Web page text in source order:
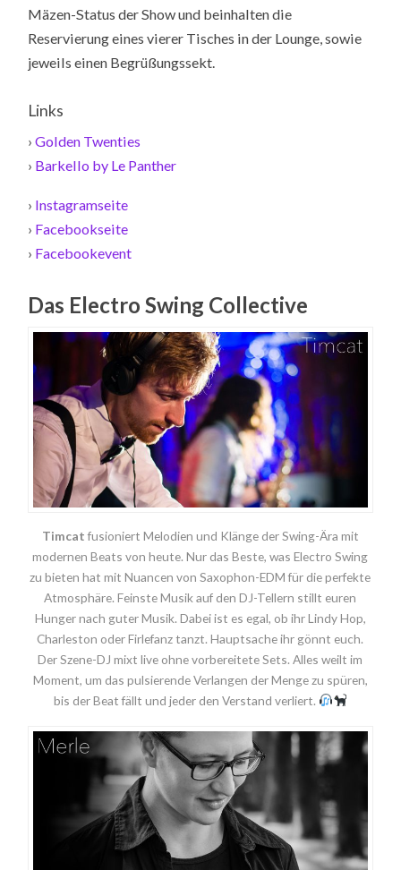
Mäzen-Status der Show und beinhalten die
Reservierung eines vierer Tisches in der Lounge, sowie
jeweils einen Begrüßungssekt.
Links
›Golden Twenties
› Barkello by Le Panther
› Instagramseite
› Facebookseite
› Facebookevent
Das Electro Swing Collective
Timcatfusioniert Melodien und Klänge der Swing-Ära mit
modernen Beats von heute. Nur das Beste, was Electro Swing
zu bieten hat mit Nuancen von Saxophon-EDM für die perfekte
Atmosphäre. Feinste Musik auf den DJ-Tellern stillt euren
Hunger nach guter Musik. Dabei ist es egal, ob ihr Lindy Hop,
Charleston oder Firlefanz tanzt. Hauptsache ihr gönnt euch.
Der Szene-DJ mixt live ohne vorbereitete Sets. Alles weilt im
Moment, um das pulsierende Verlangen der Menge zu spüren,
bis der Beat fällt und jeder den Verstand verliert.